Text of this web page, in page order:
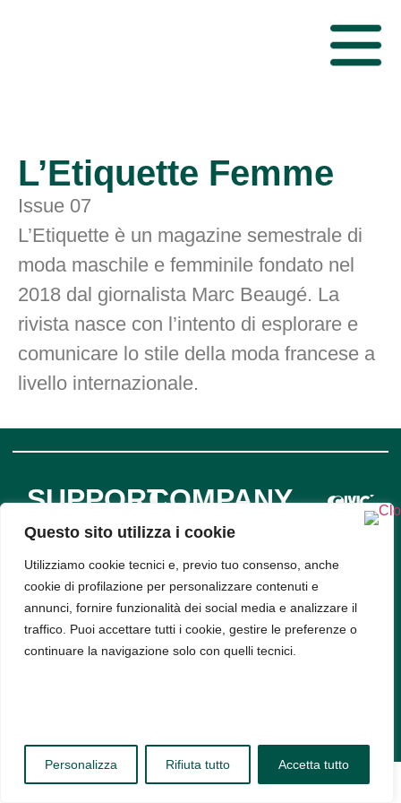
Questo sito utilizza i cookie
Utilizziamo cookie tecnici e, previo tuo consenso, anche
cookie di profilazione per personalizzare contenuti e
annunci, fornire funzionalità dei social media e analizzare il
traffico. Puoi accettare tutti i cookie, gestire le preferenze o
continuare la navigazione solo con quelli tecnici.
Personalizza Rifiuta tutto Accetta tutto
L’Etiquette Femme
Issue 07
L’Etiquette è un magazine semestrale di
moda maschile e femminile fondato nel
2018 dal giornalista Marc Beaugé. La
rivista nasce con l’intento di esplorare e
comunicare lo stile della moda francese a
livello internazionale.
SUPPORT
Privacy
Policy
Cookie
Policy
COMPANY
INFO
Arena 9,
20123,
Milano -
PIVA